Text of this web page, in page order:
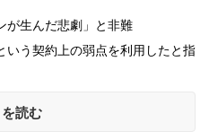
が生んだ悲劇」と非難
いう契約上の弱点を利用したと指
読む